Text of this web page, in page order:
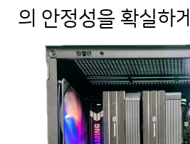
의 안정성을 확실하